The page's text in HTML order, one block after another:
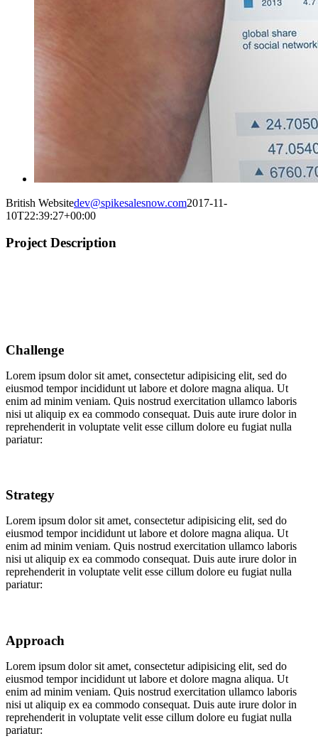
British Websitedev@spikesalesnow.com2017-11-
10T22:39:27+00:00
Project Description
Challenge
Lorem ipsum dolor sit amet, consectetur adipisicing elit, sed do
eiusmod tempor incididunt ut labore et dolore magna aliqua. Ut
enim ad minim veniam. Quis nostrud exercitation ullamco laboris
nisi ut aliquip ex ea commodo consequat. Duis aute irure dolor in
reprehenderit in voluptate velit esse cillum dolore eu fugiat nulla
pariatur:
Strategy
Lorem ipsum dolor sit amet, consectetur adipisicing elit, sed do
eiusmod tempor incididunt ut labore et dolore magna aliqua. Ut
enim ad minim veniam. Quis nostrud exercitation ullamco laboris
nisi ut aliquip ex ea commodo consequat. Duis aute irure dolor in
reprehenderit in voluptate velit esse cillum dolore eu fugiat nulla
pariatur:
Approach
Lorem ipsum dolor sit amet, consectetur adipisicing elit, sed do
eiusmod tempor incididunt ut labore et dolore magna aliqua. Ut
enim ad minim veniam. Quis nostrud exercitation ullamco laboris
nisi ut aliquip ex ea commodo consequat. Duis aute irure dolor in
reprehenderit in voluptate velit esse cillum dolore eu fugiat nulla
pariatur: